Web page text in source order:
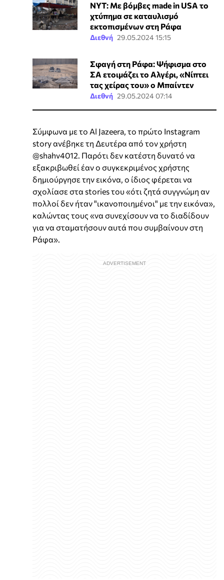
NYT: Με βόμβες made in USA το
χτύπημα σε καταυλισμό
εκτοπισμένων στη Ράφα
Διεθνή 29.05.2024 15:15
Σφαγή στη Ράφα: Ψήφισμα στο
ΣΑ ετοιμάζει το Αλγέρι, «Νίπτει
τας χείρας του» ο Μπαίντεν
Διεθνή 29.05.2024 07:14
Σύμφωνα με το Al Jazeera, το πρώτο Instagram
story ανέβηκε τη Δευτέρα από τον χρήστη
@shahv4012. Παρότι δεν κατέστη δυνατό να
εξακριβωθεί έαν ο συγκεκριμένος χρήστης
δημιούργησε την εικόνα, ο ίδιος φέρεται να
σχολίασε στα stories του «ότι ζητά συγγνώμη αν
πολλοί δεν ήταν "ικανοποιημένοι" με την εικόνα»,
καλώντας τους «να συνεχίσουν να το διαδίδουν
για να σταματήσουν αυτά που συμβαίνουν στη
Ράφα».